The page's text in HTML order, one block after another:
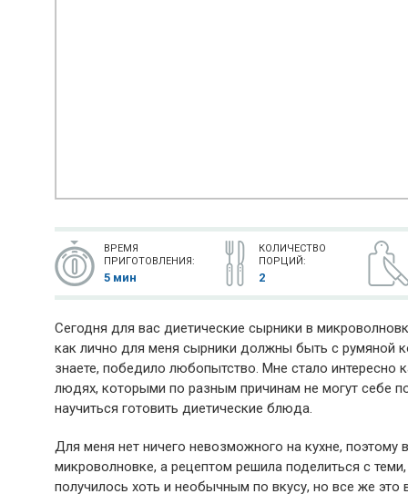
ВРЕМЯ
ПРИГОТОВЛЕНИЯ:
5 мин
КОЛИЧЕСТВО
ПОРЦИЙ:
2
Сегодня для вас диетические сырники в
как лично для меня сырники должны быть с румяной
знаете, победило любопытство. Мне стало
людях, которыми по разным причинам не могут себе
научиться готовить диетические блюда.
Для меня нет ничего невозможного на кухне,
микроволновке, а рецептом решила поделиться с
получилось хоть и необычным по вкусу, но все же это